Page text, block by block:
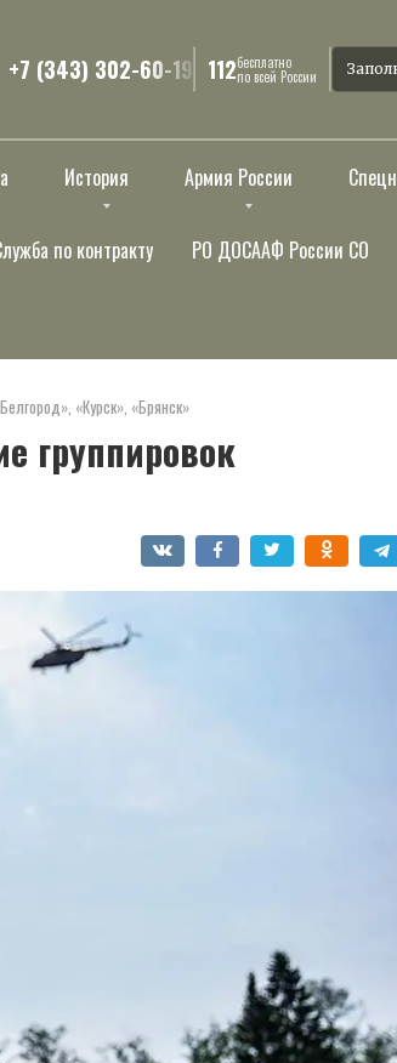
+7 (343) 302-60-19 112бесплатно
по всей России
История Армия России
по контракту РО ДОСААФ России СО
«Курск», «Брянск»
группировок